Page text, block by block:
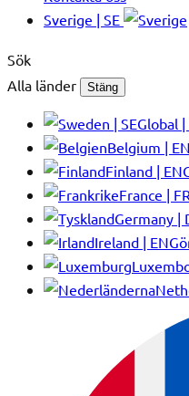
Sverige | SE
Sök
Alla länder
Stäng
Global |
Belgium | EN
Finland | EN
France | FR
Germany |
Ireland | EN